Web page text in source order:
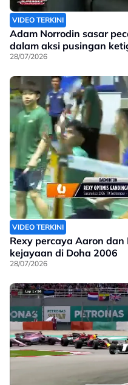
VIDEO TERKINI
Adam Norrodin sasar
dalam aksi pusingan
28/07/2026
VIDEO TERKINI
Rexy percaya Aaron
kejayaan di Doha 2006
28/07/2026